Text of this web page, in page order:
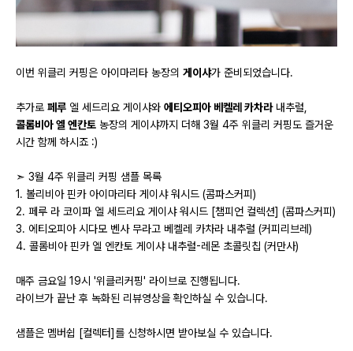
이번 위클리 커핑은 아이마리타 농장의 게이샤가 준비되었습니다.
추가로 페루 엘 세드리요 게이샤와 에티오피아 베켈레 카차라내추럴,
콜롬비아 엘 엔칸토 농장의 게이샤까지 더해 3월 4주 위클리 커핑도 즐거운
시간 함께 하시죠 :)
➣ 3월 4주 위클리 커핑 샘플 목록
1. 볼리비아 핀카 아이마리타 게이샤 워시드 (콤파스커피)
2. 페루 라 코이파 엘 세드리요 게이샤 워시드 [챔피언 컬렉션] (콤파스커피)
3. 에티오피아 시다모 벤사 무라고 베켈레 카차라 내추럴 (커피리브레)
4. 콜롬비아 핀카 엘 엔칸토 게이샤 내추럴-레몬 초콜릿칩 (커만사)
매주 금요일 19시 '위클리커핑' 라이브로 진행됩니다.
라이브가 끝난 후 녹화된 리뷰영상을 확인하실 수 있습니다.
샘플은 멤버쉽 [컬렉터]를 신청하시면 받아보실 수 있습니다.